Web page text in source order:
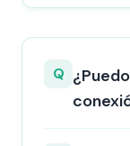
Q